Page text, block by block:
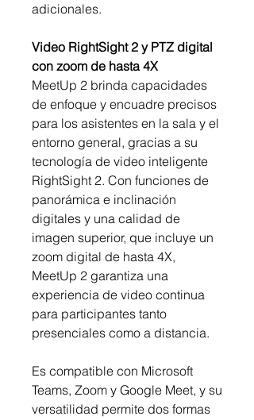
adicionales.
Video RightSight 2 y PTZ digital
con zoom de hasta 4X
MeetUp 2 brinda capacidades
de enfoque y encuadre precisos
para los asistentes en la sala y el
entorno general, gracias a su
tecnología de video inteligente
RightSight 2. Con funciones de
panorámica e inclinación
digitales y una calidad de
imagen superior, que incluye un
zoom digital de hasta 4X,
MeetUp 2 garantiza una
experiencia de video continua
para participantes tanto
presenciales como a distancia.
Es compatible con Microsoft
Teams, Zoom y Google Meet, y su
versatilidad permite dos formas